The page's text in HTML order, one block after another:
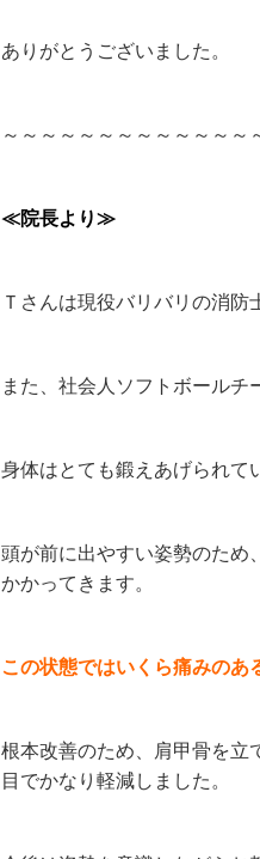
ありがとうございました。
～～～～～～～～～～～～～
≪院長より≫
Ｔさんは現役バリバリの消防
また、社会人ソフトボールチ
身体はとても鍛えあげられて
頭が前に出やすい姿勢のため
かかってきます。
この状態ではいくら痛みのあ
根本改善のため、肩甲骨を立
目でかなり軽減しました。